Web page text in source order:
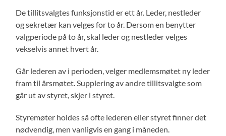
De tillitsvalgtes funksjonstid er ett år. Leder, nestleder
og sekretær kan velges for to år. Dersom en benytter
valgperiode på to år, skal leder og nestleder velges
vekselvis annet hvert år.
Går lederen av i perioden, velger medlemsmøtet ny leder
fram til årsmøtet. Supplering av andre tillitsvalgte som
går ut av styret, skjer i styret.
Styremøter holdes så ofte lederen eller styret finner det
nødvendig, men vanligvis en gang i måneden.